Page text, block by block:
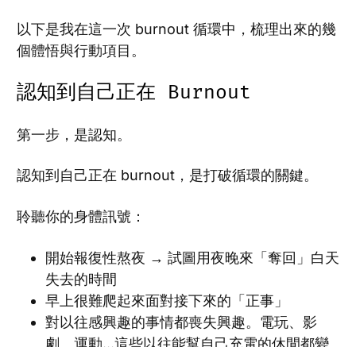
以下是我在這一次 burnout 循環中，梳理出來的幾
個體悟與行動項目。
認知到自己正在 Burnout
第一步，是認知。
認知到自己正在 burnout，是打破循環的關鍵。
聆聽你的身體訊號：
開始報復性熬夜 → 試圖用夜晚來「奪回」白天
失去的時間
早上很難爬起來面對接下來的「正事」
對以往感興趣的事情都喪失興趣。電玩、影
劇、運動...這些以往能幫自己充電的休閒都變